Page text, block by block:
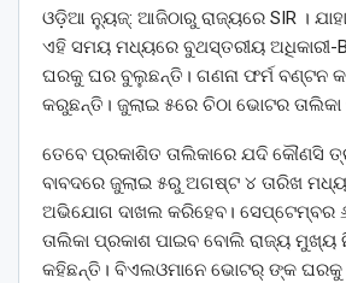
ଓଡ଼ିଆ ନ୍ୟୁଜ୍: ଆଜିଠାରୁ ରାଜ୍ୟରେ SIR ।
ଏହି ସମୟ ମଧ୍ୟରେ ବୁଥସ୍ତରୀୟ ଅଧିକାରୀ-
ଘରକୁ ଘର ବୁଲୁଛନ୍ତି। ଗଣନା ଫର୍ମ ବଣ୍ଟନ
କରୁଛନ୍ତି। ଜୁଲାଇ ୫ରେ ଚିଠା ଭୋଟର ତାଲିକା
ତେବେ ପ୍ରକାଶିତ ତାଲିକାରେ ଯଦି କୌଣସି
ବାବଦରେ ଜୁଲାଇ ୫ରୁ ଅଗଷ୍ଟ ୪ ତାରିଖ
ଅଭିଯୋଗ ଦାଖଲ କରିହେବ। ସେପ୍ଟେମ୍ବର
ତାଲିକା ପ୍ରକାଶ ପାଇବ ବୋଲି ରାଜ୍ୟ ମୁଖ୍ୟ
କହିଛନ୍ତି। ବିଏଲଓମାନେ ଭୋଟର୍ ଙ୍କ